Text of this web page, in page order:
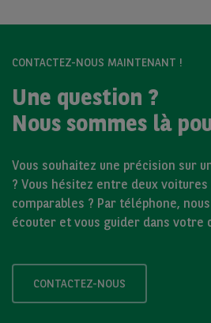
CONTACTEZ-NOUS MAINTENANT !
Une question ?
Nous sommes là
Vous souhaitez une précision sur
? Vous hésitez entre deux
comparables ? Par téléphone,
écouter et vous guider dans votre
CONTACTEZ-NOUS